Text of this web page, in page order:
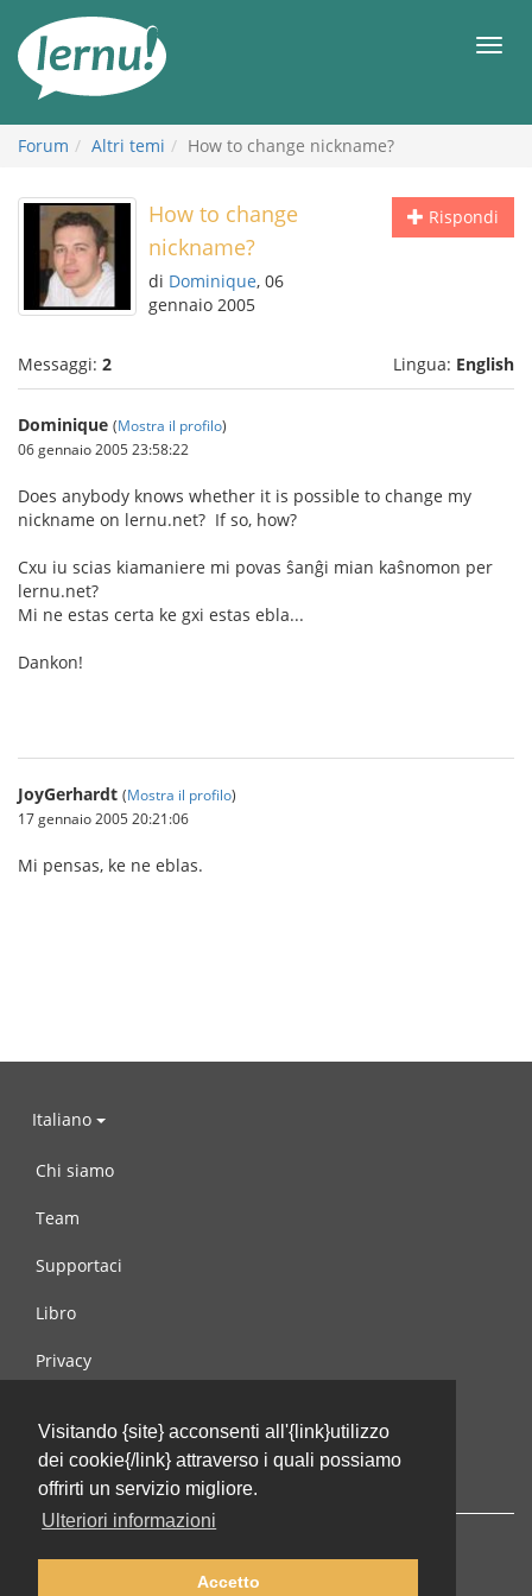
Visitando {site} acconsenti all'{link}utilizzo
dei cookie{/link} attraverso i quali possiamo
offrirti un servizio migliore.
Ulteriori informazioni
Accetto
all’indice
Forum Altri temi How to change nickname?
Rispondi
How to change
nickname?
di Dominique, 06
gennaio 2005
Messaggi: 2 Lingua: English
Dominique (Mostra il profilo)
06 gennaio 2005 23:58:22
Does anybody knows whether it is possible to change my
nickname on lernu.net? If so, how?
Cxu iu scias kiamaniere mi povas ŝanĝi mian kaŝnomon per
lernu.net?
Mi ne estas certa ke gxi estas ebla...
Dankon!
JoyGerhardt (Mostra il profilo)
17 gennaio 2005 20:21:06
Mi pensas, ke ne eblas.
Italiano
Chi siamo
Team
Supportaci
Libro
Privacy
Contattaci